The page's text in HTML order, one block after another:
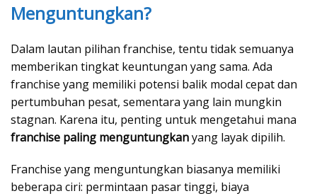
Menguntungkan?
Dalam lautan pilihan franchise, tentu tidak semuanya
memberikan tingkat keuntungan yang sama. Ada
franchise yang memiliki potensi balik modal cepat dan
pertumbuhan pesat, sementara yang lain mungkin
stagnan. Karena itu, penting untuk mengetahui mana
franchise paling menguntungkanyang layak dipilih.
Franchise yang menguntungkan biasanya memiliki
beberapa ciri: permintaan pasar tinggi, biaya